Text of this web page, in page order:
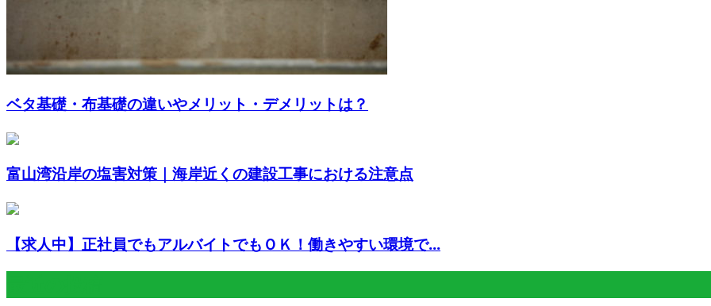
ベタ基礎・布基礎の違いやメリット・デメリットは？
富山湾沿岸の塩害対策｜海岸近くの建設工事における注意点
【求人中】正社員でもアルバイトでもＯＫ！働きやすい環境で...